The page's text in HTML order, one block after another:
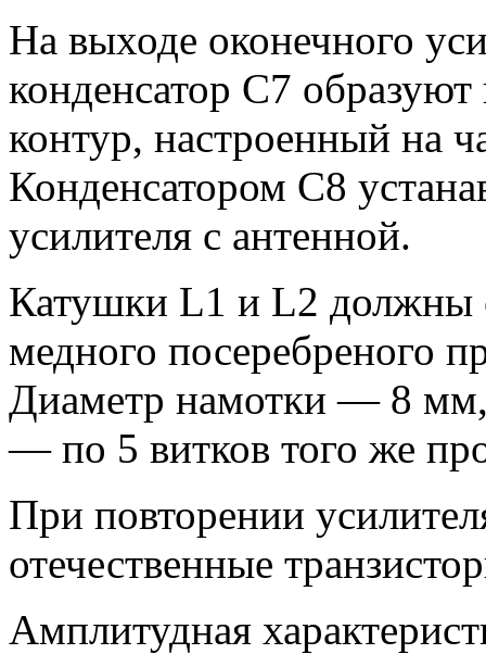
На выходе оконечного
конденсатор С7
контур, настроенный на
Конденсатором С8
усилителя с антенной.
Катушки L1 и L2 должны
медного посеребреного
Диаметр намотки — 8
— по 5 витков того же
При повторении
отечественные
Амплитудная